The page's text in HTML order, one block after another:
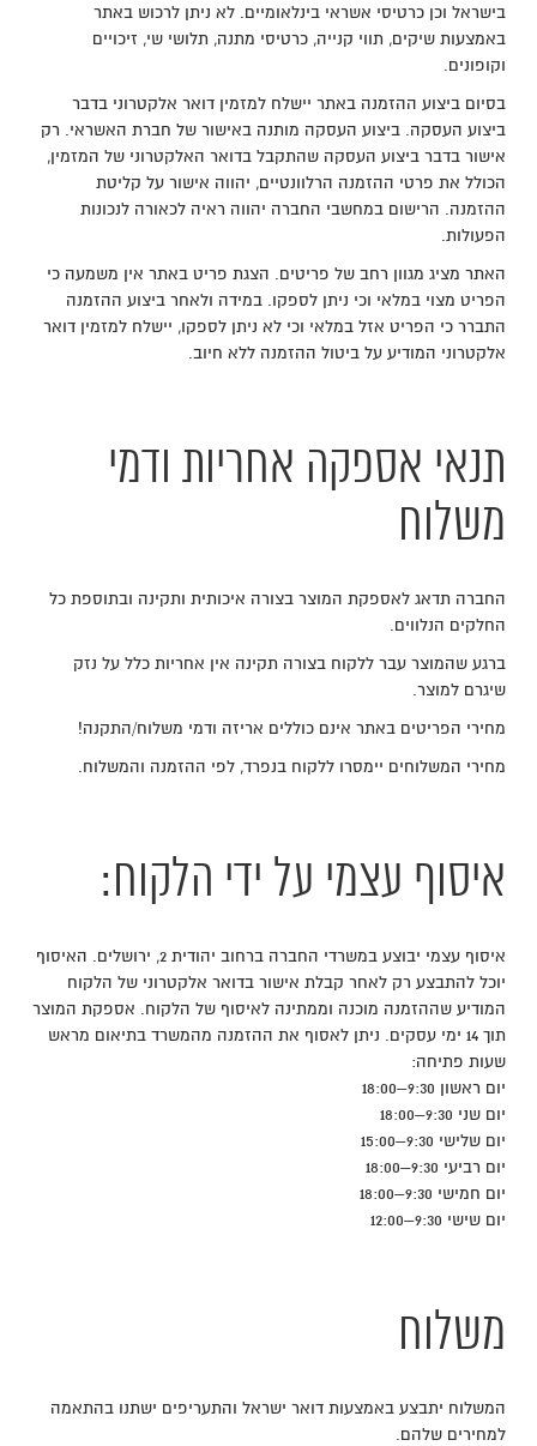
בישראל וכן כרטיסי אשראי בינלאומיים. לא ניתן לרכוש באתר
באמצעות שיקים, תווי קנייה, כרטיסי מתנה, תלושי שי, זיכויים
וקופונים.
בסיום ביצוע ההזמנה באתר יישלח למזמין דואר אלקטרוני בדבר
ביצוע העסקה. ביצוע העסקה מותנה באישור של חברת האשראי. רק
אישור בדבר ביצוע העסקה שהתקבל בדואר האלקטרוני של המזמין,
הכולל את פרטי ההזמנה הרלוונטיים, יהווה אישור על קליטת
ההזמנה. הרישום במחשבי החברה יהווה ראיה לכאורה לנכונות
הפעולות.
האתר מציג מגוון רחב של פריטים. הצגת פריט באתר אין משמעה כי
הפריט מצוי במלאי וכי ניתן לספקו. במידה ולאחר ביצוע ההזמנה
התברר כי הפריט אזל במלאי וכי לא ניתן לספקו, יישלח למזמין דואר
אלקטרוני המודיע על ביטול ההזמנה ללא חיוב.
תנאי אספקה אחריות ודמי
משלוח
החברה תדאג לאספקת המוצר בצורה איכותית ותקינה ובתוספת כל
החלקים הנלווים.
ברגע שהמוצר עבר ללקוח בצורה תקינה אין אחריות כלל על נזק
שיגרם למוצר.
מחירי הפריטים באתר אינם כוללים אריזה ודמי משלוח/התקנה!
מחירי המשלוחים יימסרו ללקוח בנפרד, לפי ההזמנה והמשלוח.
איסוף עצמי על ידי הלקוח:
איסוף עצמי יבוצע במשרדי החברה ברחוב יהודית 2, ירושלים. האיסוף
יוכל להתבצע רק לאחר קבלת אישור בדואר אלקטרוני של הלקוח
המודיע שההזמנה מוכנה וממתינה לאיסוף של הלקוח. אספקת המוצר
תוך 14 ימי עסקים. ניתן לאסוף את ההזמנה מהמשרד בתיאום מראש
שעות פתיחה:
יום ראשון 9:30–18:00
יום שני 9:30–18:00
יום שלישי 9:30–15:00
יום רביעי 9:30–18:00
יום חמישי 9:30–18:00
יום שישי 9:30–12:00
משלוח
המשלוח יתבצע באמצעות דואר ישראל והתעריפים ישתנו בהתאמה
למחירים שלהם.